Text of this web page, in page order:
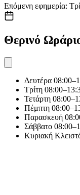
Επόμενη εφημερία:
Θερινό
Δευτέρα
Τρίτη
Τετάρτη
Πέμπτη
Παρασκευή
Σάββατο
Κυριακή